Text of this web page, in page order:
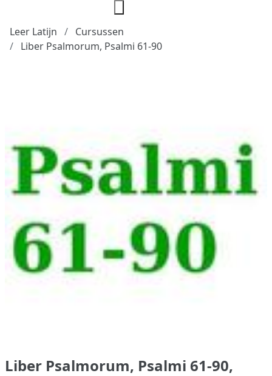
Leer Latijn
Cursussen
Liber Psalmorum, Psalmi 61-90
Liber Psalmorum, Psalmi 61-90,